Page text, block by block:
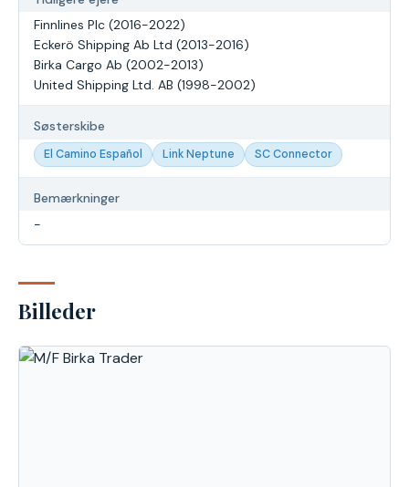
Finnlines Plc (2016-2022)
Eckerö Shipping Ab Ltd (2013-2016)
Birka Cargo Ab (2002-2013)
United Shipping Ltd. AB (1998-2002)
Søsterskibe
El Camino Español Link Neptune SC Connector
Bemærkninger
-
Billeder